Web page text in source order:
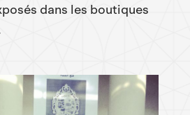
dans les boutiques